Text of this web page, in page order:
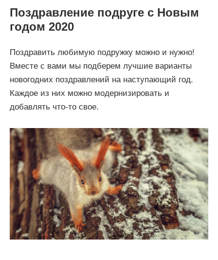
Поздравление подруге с Новым
годом 2020
Поздравить любимую подружку можно и нужно!
Вместе с вами мы подберем лучшие варианты
новогодних поздравлений на наступающий год.
Каждое из них можно модернизировать и
добавлять что-то свое.